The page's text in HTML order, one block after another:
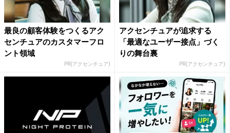
最良の顧客体験をつくるアク
センチュアのカスタマーフロ
ント領域
PR(アクセンチュア)
アクセンチュアが追求する
「最適なユーザー接点」づく
りの舞台裏
PR(アクセンチュア)